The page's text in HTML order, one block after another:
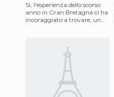
Sì, l'esperienza dello scorso
anno in Gran Bretagna ci ha
incoraggiato a trovare, un